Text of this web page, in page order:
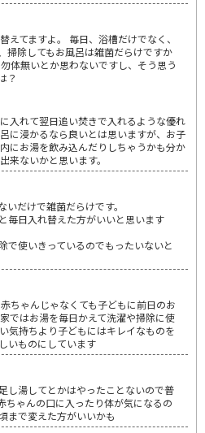
えてますよ。 毎日、浴槽だけでなく、
掃除してもお風呂は雑菌だらけですか
体無いとか思わないですし、そう思う
？
入れて翌日追い焚きで入れるような優れ
に浸かるなら良いとは思いますが、お子
にお湯を飲み込んだりしちゃうかも分か
来ないかと思います。
だけで雑菌だらけです。
毎日入れ替えた方がいいと思います
で使いきっているのでもったいないと
ちゃんじゃなくても子どもに前日のお
ではお湯を毎日かえて洗濯や掃除に使
気持ちより子どもにはキレイなものを
いものにしています
し湯してとかはやったことないので普
ちゃんの口に入ったり体が気になるの
まで変えた方がいいかも